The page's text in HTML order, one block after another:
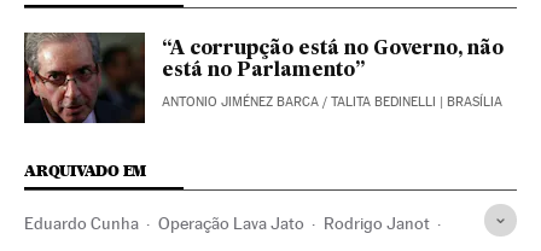
“A corrupção está no Governo, não
está no Parlamento”
ANTONIO JIMÉNEZ BARCA / TALITA BEDINELLI | BRASÍLIA
ARQUIVADO EM
Eduardo Cunha Operação Lava Jato Rodrigo Janot